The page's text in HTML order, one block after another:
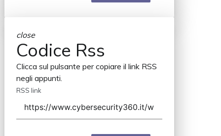
close
Codice Rss
Clicca sul pulsante per copiare il link RSS
negli appunti.
RSS link